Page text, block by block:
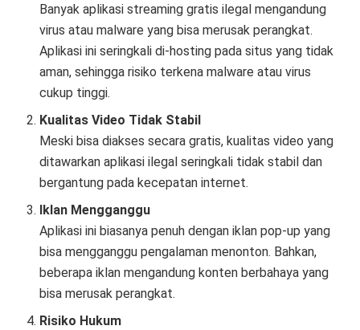
Banyak aplikasi streaming gratis ilegal mengandung
virus atau malware yang bisa merusak perangkat.
Aplikasi ini seringkali di-hosting pada situs yang tidak
aman, sehingga risiko terkena malware atau virus
cukup tinggi.
Kualitas Video Tidak Stabil
Meski bisa diakses secara gratis, kualitas video yang
ditawarkan aplikasi ilegal seringkali tidak stabil dan
bergantung pada kecepatan internet.
Iklan Mengganggu
Aplikasi ini biasanya penuh dengan iklan pop-up yang
bisa mengganggu pengalaman menonton. Bahkan,
beberapa iklan mengandung konten berbahaya yang
bisa merusak perangkat.
Risiko Hukum